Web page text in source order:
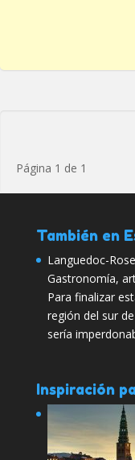
Página 1 de 1
También en
Languedoc-
Gastronomía,
Para finalizar
región del sur
sería
Inspiración